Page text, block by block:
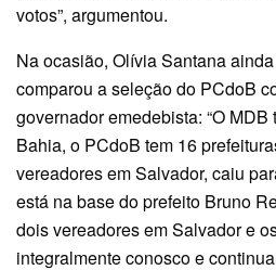
votos”, argumentou.
Na ocasião, Olívia Santana
comparou a seleção do PCdoB
governador emedebista: “O
Bahia, o PCdoB tem 16
vereadores em Salvador, caiu
está na base do prefeito Bruno
dois vereadores em Salvador e
integralmente conosco e